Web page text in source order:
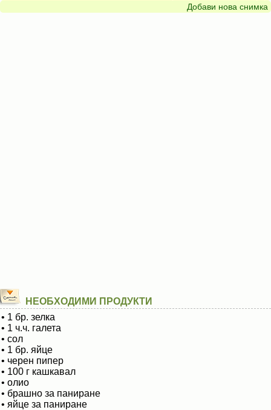
Добави нова снимка
НЕОБХОДИМИ ПРОДУКТИ
• 1 бр. зелка
• 1 ч.ч. галета
• сол
• 1 бр. яйце
• черен пипер
• 100 г кашкавал
• олио
• брашно за паниране
• яйце за паниране